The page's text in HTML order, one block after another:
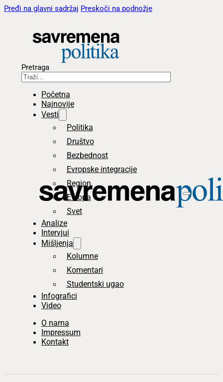
Pređi na glavni sadržaj Preskoči na podnožje
Pretraga
Početna
Najnovije
Vesti
Politika
Društvo
Bezbednost
Evropske integracije
Region
Evropa
Svet
Analize
Intervjui
Mišljenja
Kolumne
Komentari
Studentski ugao
Infografici
Video
O nama
Impressum
Kontakt